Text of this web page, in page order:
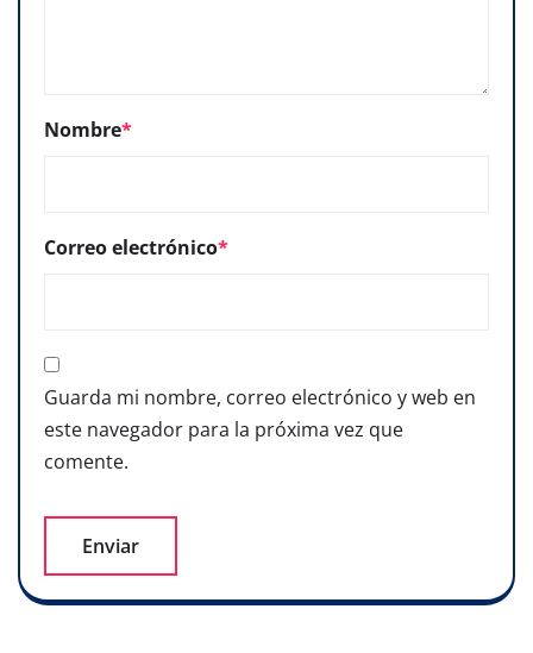
Nombre*
Correo electrónico*
Guarda mi nombre, correo electrónico y web en
este navegador para la próxima vez que
comente.